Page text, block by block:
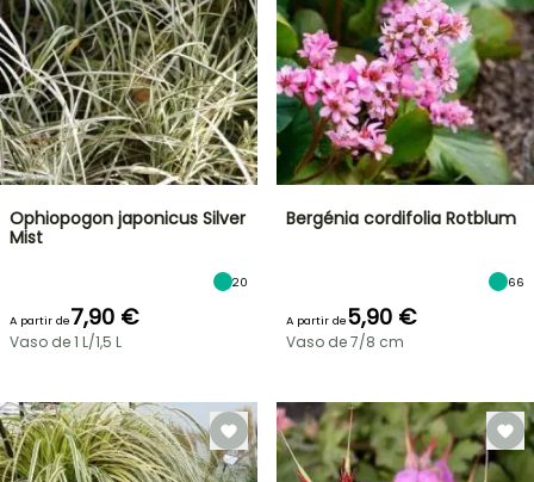
Ophiopogon japonicus Silver
Mist
20
A partir de7,90 €
Vaso de 1 L/1,5 L
Bergénia cordifolia Rotblum
66
A partir de5,90 €
Vaso de 7/8 cm